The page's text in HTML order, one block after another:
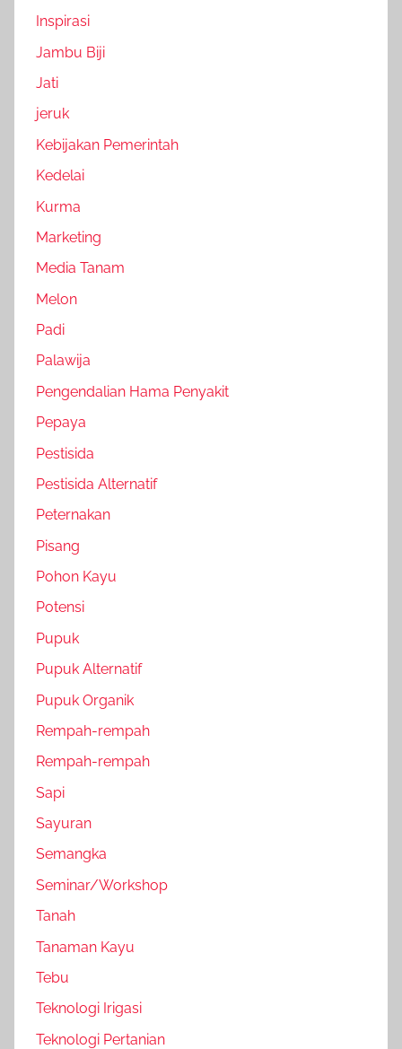
Inspirasi
Jambu Biji
Jati
jeruk
Kebijakan Pemerintah
Kedelai
Kurma
Marketing
Media Tanam
Melon
Padi
Palawija
Pengendalian Hama Penyakit
Pepaya
Pestisida
Pestisida Alternatif
Peternakan
Pisang
Pohon Kayu
Potensi
Pupuk
Pupuk Alternatif
Pupuk Organik
Rempah-rempah
Rempah-rempah
Sapi
Sayuran
Semangka
Seminar/Workshop
Tanah
Tanaman Kayu
Tebu
Teknologi Irigasi
Teknologi Pertanian